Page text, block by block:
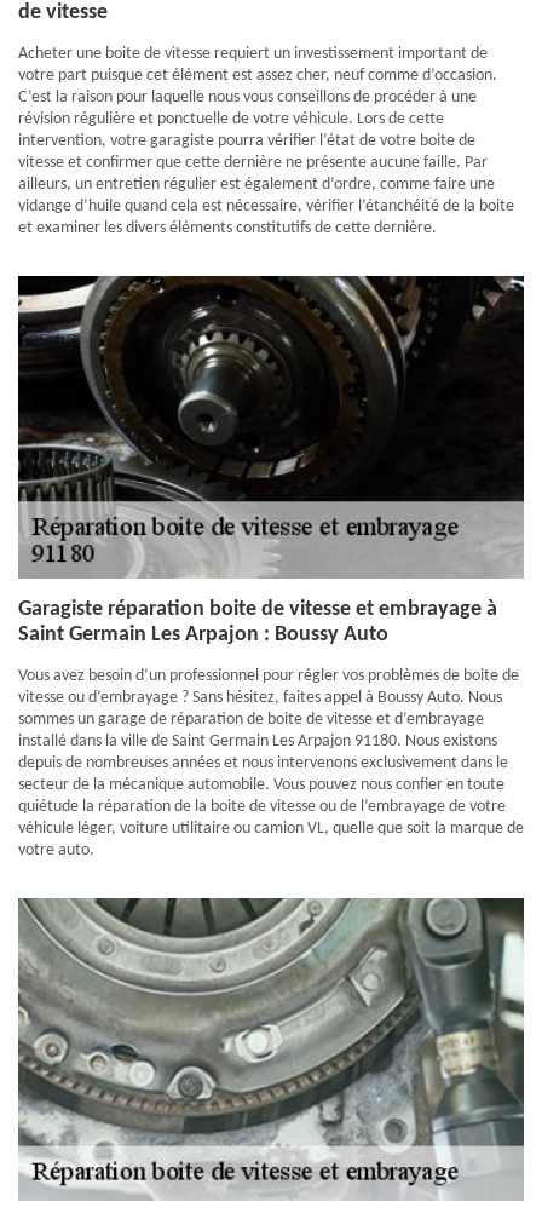
de vitesse
Acheter une boite de vitesse requiert un investissement important de
votre part puisque cet élément est assez cher, neuf comme d’occasion.
C’est la raison pour laquelle nous vous conseillons de procéder à une
révision régulière et ponctuelle de votre véhicule. Lors de cette
intervention, votre garagiste pourra vérifier l’état de votre boite de
vitesse et confirmer que cette dernière ne présente aucune faille. Par
ailleurs, un entretien régulier est également d’ordre, comme faire une
vidange d’huile quand cela est nécessaire, vérifier l’étanchéité de la boite
et examiner les divers éléments constitutifs de cette dernière.
Garagiste réparation boite de vitesse et embrayage à
Saint Germain Les Arpajon : Boussy Auto
Vous avez besoin d’un professionnel pour régler vos problèmes de boite de
vitesse ou d’embrayage ? Sans hésitez, faites appel à Boussy Auto. Nous
sommes un garage de réparation de boite de vitesse et d’embrayage
installé dans la ville de Saint Germain Les Arpajon 91180. Nous existons
depuis de nombreuses années et nous intervenons exclusivement dans le
secteur de la mécanique automobile. Vous pouvez nous confier en toute
quiétude la réparation de la boite de vitesse ou de l’embrayage de votre
véhicule léger, voiture utilitaire ou camion VL, quelle que soit la marque de
votre auto.